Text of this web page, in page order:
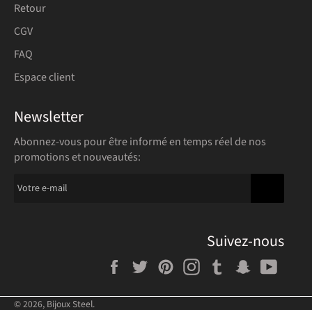
Retour
CGV
FAQ
Espace client
Newsletter
Abonnez-vous pour être informé en temps réel de nos
promotions et nouveautés:
Suivez-nous
FacebookTwitterPinterestInstagramTumblrSnapchat
© 2026, Bijoux Steel.